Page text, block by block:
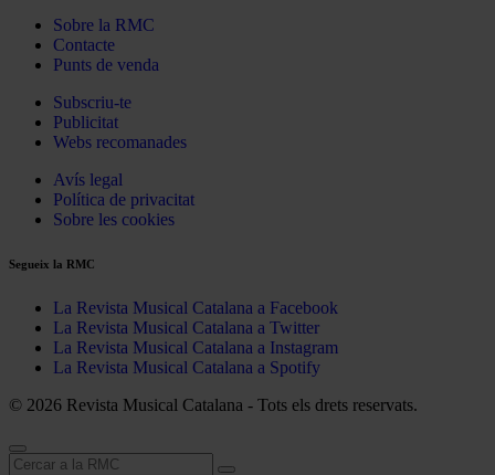
Sobre la RMC
Contacte
Punts de venda
Subscriu-te
Publicitat
Webs recomanades
Avís legal
Política de privacitat
Sobre les cookies
Segueix la RMC
La Revista Musical Catalana a Facebook
La Revista Musical Catalana a Twitter
La Revista Musical Catalana a Instagram
La Revista Musical Catalana a Spotify
© 2026 Revista Musical Catalana - Tots els drets reservats.